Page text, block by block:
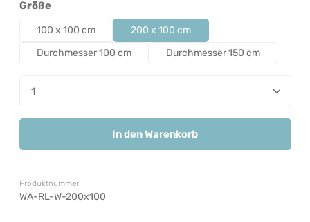
Größeauswählen
100 x 100 cm
200 x 100 cm
Durchmesser 100 cm
Durchmesser 150 cm
Produkt Anzahl: Gib den gewünschten Wert ein
In den Warenkorb
Produktnummer:
WA-RL-W-200x100